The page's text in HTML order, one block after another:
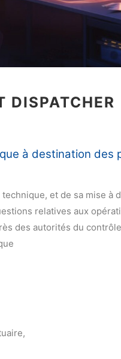
DISPATCHER
à destination des
et de sa mise à
relatives aux
des autorités du